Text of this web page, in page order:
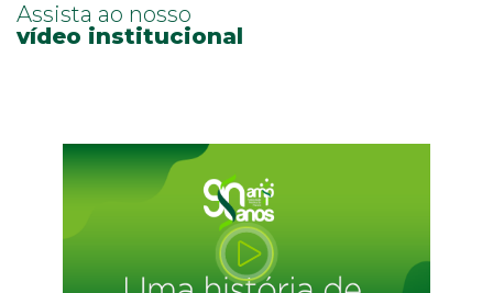
Assista ao nosso
vídeo institucional